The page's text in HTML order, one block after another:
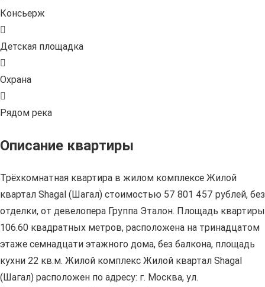
Консьерж
Детская площадка
Охрана
Рядом река
Описание квартиры
Трёхкомнатная квартира в жилом комплексе Жилой
квартал Shagal (Шагал) стоимостью 57 801 457 рублей, без
отделки, от девелопера Группа Эталон. Площадь квартиры
106.60 квадратных метров, расположена на тринадцатом
этаже семнадцати этажного дома, без балкона, площадь
кухни 22 кв.м. Жилой комплекс Жилой квартал Shagal
(Шагал) расположен по адресу: г. Москва, ул.